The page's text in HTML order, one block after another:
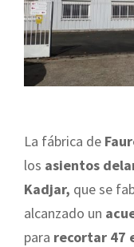
La fábrica de
los asientos
Kadjar, que se
alcanzado un
para recortar 47